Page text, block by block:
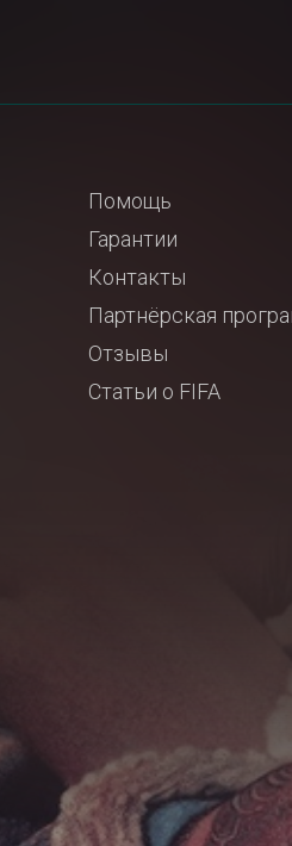
Помощь
Гарантии
Контакты
Партнёрская
Отзывы
Статьи о FIFA